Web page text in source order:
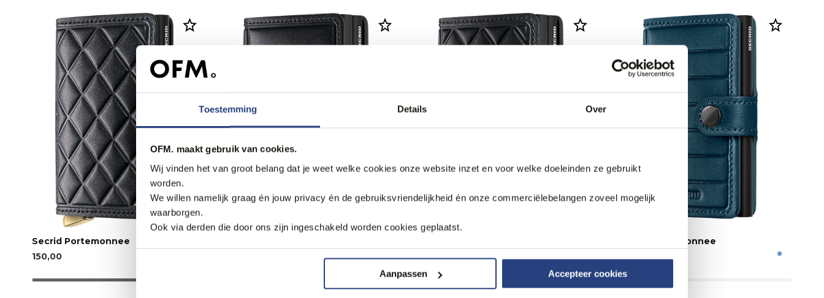
Toestemming Details Over
OFM. maakt gebruik van cookies.
Wij vinden het van groot belang dat je weet welke cookies onze website inzet en voor welke doeleinden ze gebruikt
worden.
We willen namelijk graag én jouw privacy én de gebruiksvriendelijkheid én onze commerciëlebelangen zoveel mogelijk
waarborgen.
Ook via derden die door ons zijn ingeschakeld worden cookies geplaatst.
Aanpassen Accepteer cookies
Secrid Portemonnee
150,00
190,00
Secrid Portemonnee
150,00